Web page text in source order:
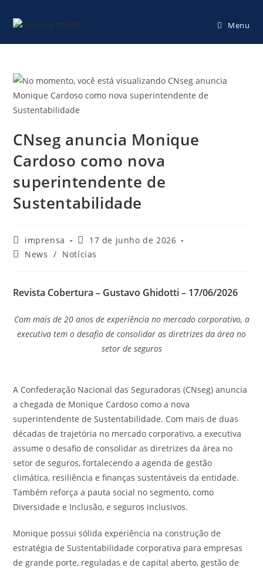
Menu
CNseg anuncia Monique
Cardoso como nova
superintendente de
Sustentabilidade
imprensa
17 de junho de 2026
News / Notícias
Revista Cobertura – Gustavo Ghidotti – 17/06/2026
Com mais de 20 anos de experiência no mercado corporativo, a
executiva tem o desafio de consolidar as diretrizes da área no
setor de seguros
A Confederação Nacional das Seguradoras (CNseg) anuncia
a chegada de Monique Cardoso como a nova
superintendente de Sustentabilidade. Com mais de duas
décadas de trajetória no mercado corporativo, a executiva
assume o desafio de consolidar as diretrizes da área no
setor de seguros, fortalecendo a agenda de gestão
climática, resiliência e finanças sustentáveis da entidade.
Também reforça a pauta social no segmento, como
Diversidade e Inclusão, e seguros inclusivos.
Monique possui sólida experiência na construção de
estratégia de Sustentabilidade corporativa para empresas
de grande porte, reguladas e de capital aberto, gestão de